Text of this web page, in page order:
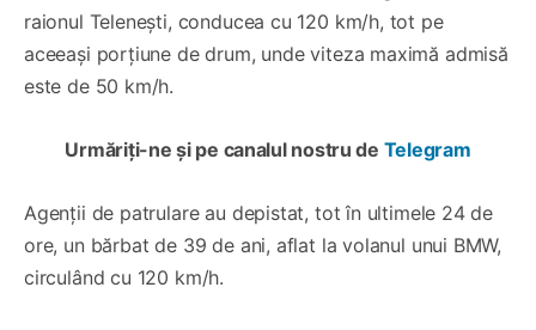
raionul Telenești, conducea cu 120 km/h, tot pe
aceeași porțiune de drum, unde viteza maximă admisă
este de 50 km/h.
Urmăriți-ne și pe canalul nostru de Telegram
Agenții de patrulare au depistat, tot în ultimele 24 de
ore, un bărbat de 39 de ani, aflat la volanul unui BMW,
circulând cu 120 km/h.